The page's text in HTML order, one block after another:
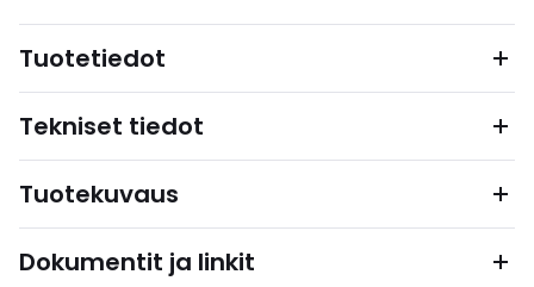
Tuotetiedot
Tekniset tiedot
Tuotekuvaus
Dokumentit ja linkit